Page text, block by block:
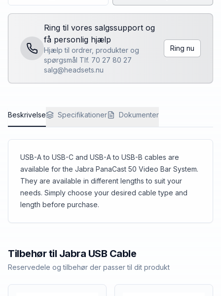
Ring til vores salgssupport og
få personlig hjælp
Hjælp til ordrer, produkter og
spørgsmål Tlf. 70 27 80 27
salg@headsets.nu
Ring nu
Beskrivelse Specifikationer Dokumenter
USB-A to USB-C and USB-A to USB-B cables are
available for the Jabra PanaCast 50 Video Bar System.
They are available in different lengths to suit your
needs. Simply choose your desired cable type and
length before purchase.
Tilbehør til Jabra USB Cable
Reservedele og tilbehør der passer til dit produkt